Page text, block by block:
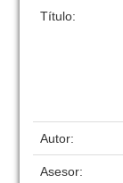
Título:
Autor:
Asesor: